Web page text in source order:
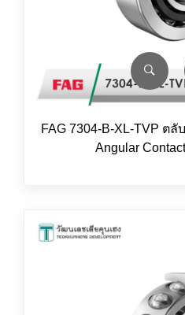
FAG 7304-B-XL-TVP ต
Angular